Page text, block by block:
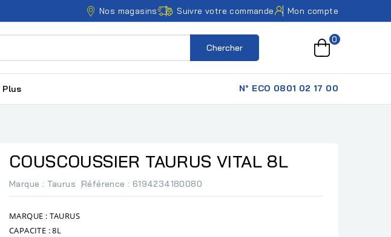
Nos magasins Suivre votre commande Mon compte
Chercher
0
Plus N° ECO 0801 02 17 00
COUSCOUSSIER TAURUS VITAL 8L
Marque : Taurus Référence : 6194234180080
MARQUE : TAURUS
CAPACITE : 8L